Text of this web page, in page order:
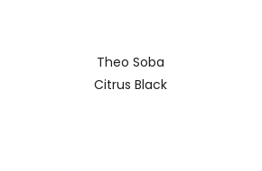
Theo Soba
Citrus Black